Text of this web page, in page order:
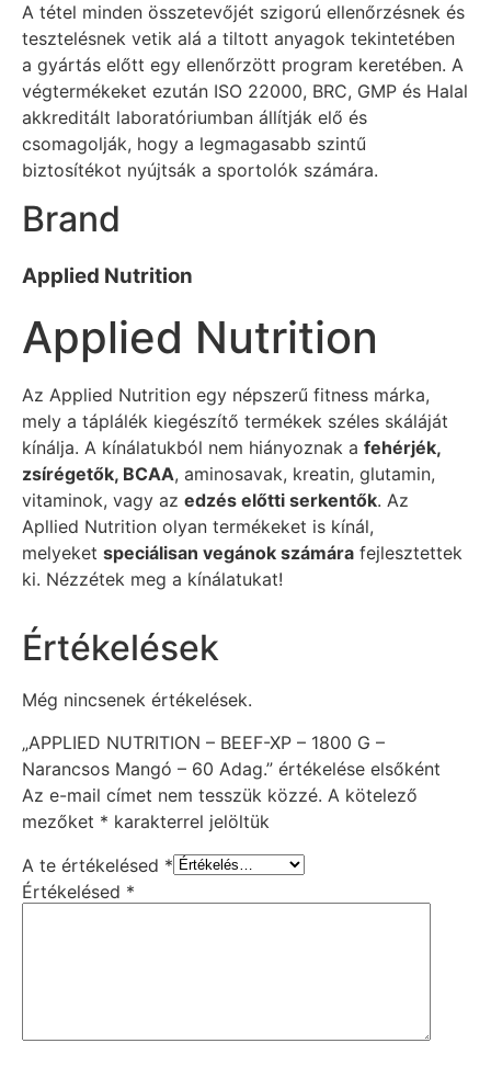
A tétel minden összetevőjét szigorú ellenőrzésnek és
tesztelésnek vetik alá a tiltott anyagok tekintetében
a gyártás előtt egy ellenőrzött program keretében. A
végtermékeket ezután ISO 22000, BRC, GMP és Halal
akkreditált laboratóriumban állítják elő és
csomagolják, hogy a legmagasabb szintű
biztosítékot nyújtsák a sportolók számára.
Brand
Applied Nutrition
Applied Nutrition
Az Applied Nutrition egy népszerű fitness márka,
mely a táplálék kiegészítő termékek széles skáláját
kínálja. A kínálatukból nem hiányoznak a fehérjék,
zsírégetők, BCAA, aminosavak, kreatin, glutamin,
vitaminok, vagy az edzés előtti serkentők. Az
Apllied Nutrition olyan termékeket is kínál,
melyeket speciálisan vegánok számára fejlesztettek
ki. Nézzétek meg a kínálatukat!
Értékelések
Még nincsenek értékelések.
„APPLIED NUTRITION – BEEF-XP – 1800 G –
Narancsos Mangó – 60 Adag.” értékelése elsőként
Az e-mail címet nem tesszük közzé. A kötelező
mezőket * karakterrel jelöltük
A te értékelésed *
Értékelésed *